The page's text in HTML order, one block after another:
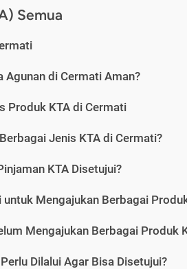
Semua
Agunan di Cermati Aman?
Produk KTA di Cermati
Jenis KTA di Cermati?
KTA Disetujui?
Mengajukan Berbagai
Mengajukan Berbagai Produk
Dilalui Agar Bisa Disetujui?